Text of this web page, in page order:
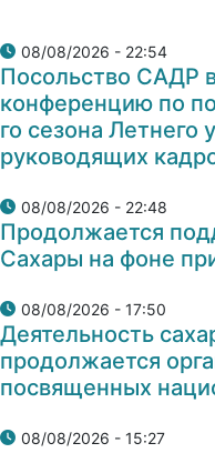
08/08/2026 - 22:54
Посольство САДР
конференцию по
го сезона Летнего
руководящих
08/08/2026 - 22:48
Продолжается
Сахары на фоне
08/08/2026 - 17:50
Деятельность
продолжается
посвященных
08/08/2026 - 15:27